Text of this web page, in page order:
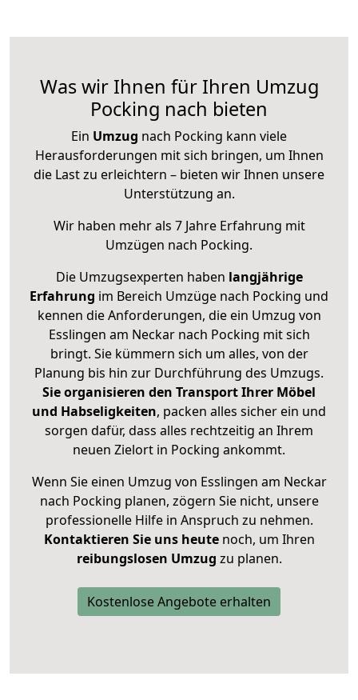
Was wir Ihnen für Ihren Umzug
Pocking nach bieten
Ein Umzug nach Pocking kann viele
Herausforderungen mit sich bringen, um Ihnen
die Last zu erleichtern – bieten wir Ihnen unsere
Unterstützung an.
Wir haben mehr als 7 Jahre Erfahrung mit
Umzügen nach Pocking.
Die Umzugsexperten haben langjährige
Erfahrung im Bereich Umzüge nach Pocking und
kennen die Anforderungen, die ein Umzug von
Esslingen am Neckar nach Pocking mit sich
bringt. Sie kümmern sich um alles, von der
Planung bis hin zur Durchführung des Umzugs.
Sie organisieren den Transport Ihrer Möbel
und Habseligkeiten, packen alles sicher ein und
sorgen dafür, dass alles rechtzeitig an Ihrem
neuen Zielort in Pocking ankommt.
Wenn Sie einen Umzug von Esslingen am Neckar
nach Pocking planen, zögern Sie nicht, unsere
professionelle Hilfe in Anspruch zu nehmen.
Kontaktieren Sie uns heutenoch, um Ihren
reibungslosen Umzug zu planen.
Kostenlose Angebote erhalten